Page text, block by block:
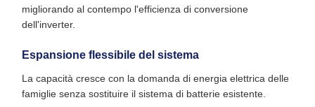
migliorando al contempo l'efficienza di conversione
dell'inverter.
Espansione flessibile del sistema
La capacità cresce con la domanda di energia elettrica delle
famiglie senza sostituire il sistema di batterie esistente.